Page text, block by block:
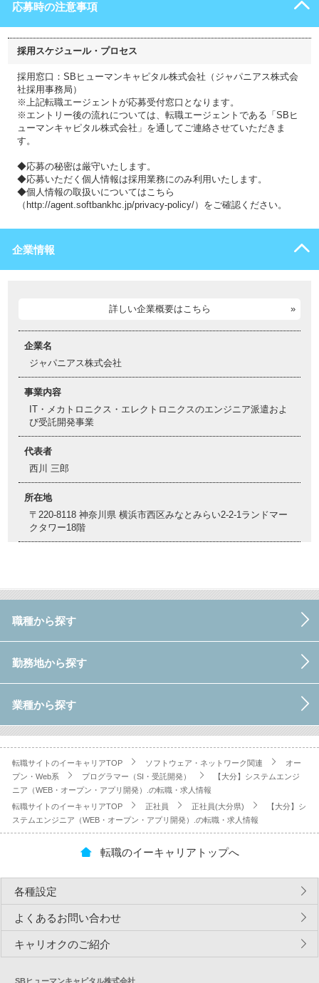
応募時の注意事項
採用スケジュール・プロセス
採用窓口：SBヒューマンキャピタル株式会社（ジャパニアス株式会
社採用事務局）
※上記転職エージェントが応募受付窓口となります。
※エントリー後の流れについては、転職エージェントである「SBヒ
ューマンキャピタル株式会社」を通してご連絡させていただきま
す。
◆応募の秘密は厳守いたします。
◆応募いただく個人情報は採用業務にのみ利用いたします。
◆個人情報の取扱いについてはこちら
（http://agent.softbankhc.jp/privacy-policy/）をご確認ください。
企業情報
詳しい企業概要はこちら
企業名
ジャパニアス株式会社
事業内容
IT・メカトロニクス・エレクトロニクスのエンジニア派遣およ
び受託開発事業
代表者
西川 三郎
所在地
〒220-8118 神奈川県 横浜市西区みなとみらい2-2-1ランドマー
クタワー18階
職種から探す
勤務地から探す
業種から探す
転職サイトのイーキャリアTOP ソフトウェア・ネットワーク関連
オー
プン・Web系
プログラマー（SI・受託開発）
【大分】システムエンジ
ニア（WEB・オープン・アプリ開発）.の転職・求人情報
転職サイトのイーキャリアTOP
正社員 正社員(大分県)
【大分】シ
ステムエンジニア（WEB・オープン・アプリ開発）.の転職・求人情報
転職のイーキャリアトップへ
各種設定
よくあるお問い合わせ
キャリオクのご紹介
SBヒューマンキャピタル株式会社